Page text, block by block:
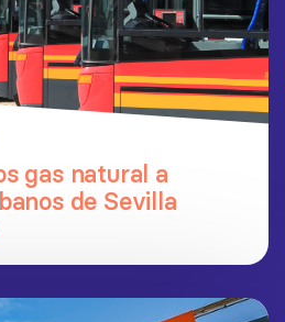
gas natural a
de Sevilla